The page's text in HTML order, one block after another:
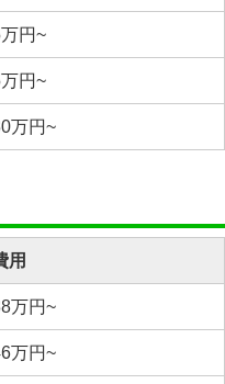
円~
円~
万円~
用
万円~
万円~